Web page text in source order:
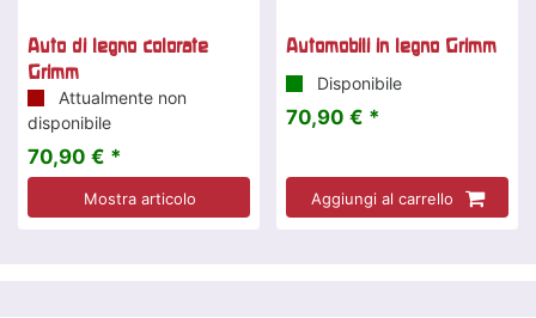
Auto di legno colorate
Grimm
Attualmente non
disponibile
70,90 € *
Mostra articolo
Automobili in legno Grimm
Disponibile
70,90 € *
Aggiungi al carrello